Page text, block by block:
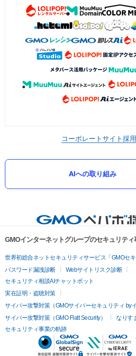
コーポレートサイト採
AIへの取り組み
GMOインターネットグループのセキュリテ
世界初総合ネットセキュリティサービス「GMOセキ
パスワード漏洩診断
Webサイトリスク診断
セキュリティ相談AIチャットボット
実在証明・盗聴対策
サイバー攻撃対策（GMOサイバーセキュリティ by
サイバー攻撃対策（GMO Flatt Security）
なりす
セキュリティ事業の軌跡